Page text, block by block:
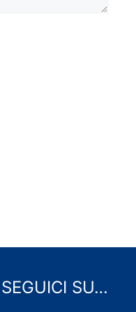
SEGUICI SU…